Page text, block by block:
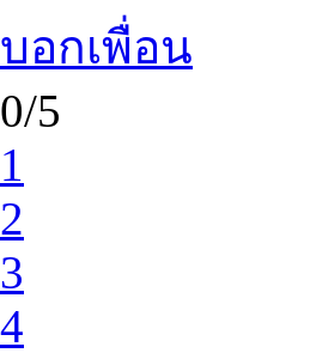
บอกเพื่อน
0/5
1
2
3
4